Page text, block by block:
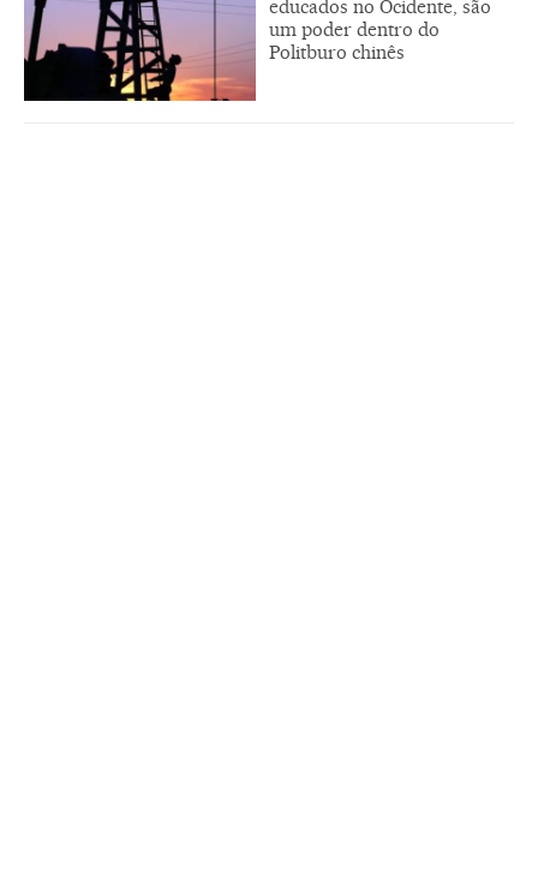
educados no Ocidente, são
um poder dentro do
Politburo chinês